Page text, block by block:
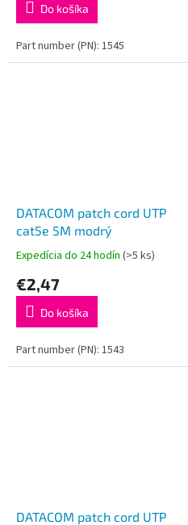
Do košíka
Part number (PN): 1545
DATACOM patch cord UTP
cat5e 5M modrý
Expedícia do 24 hodín (>5 ks)
€2,47
Do košíka
Part number (PN): 1543
DATACOM patch cord UTP